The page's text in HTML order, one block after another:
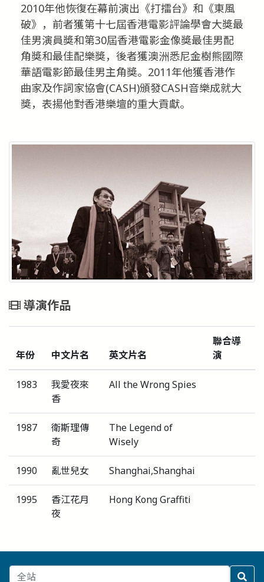
2010年他恢復在幕前演出《打擂台》和《東風
破》，前者獲第十七屆香港電影評論學會大獎最
佳男演員獎和第30屆香港電影金像獎最佳男配
角獎和最佳配樂獎，後者獲澳洲悉尼金樹熊國際
華語電影節最佳男主角獎。2011年他獲香港作
曲家及作詞家協會(CASH)頒發CASH音樂成就大
獎，表揚他對香港樂壇的重大貢獻。
導演作品
年份 中文片名 英文片名
聯合導
演
1983
我愛夜來
香
All the Wrong Spies
1987
衛斯理傳
奇
The Legend of
Wisely
1990 亂世兒女 Shanghai,Shanghai
1995
香江花月
夜
Hong Kong Graffiti